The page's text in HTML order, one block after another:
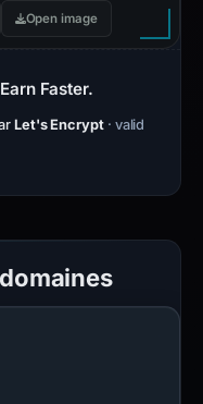
Open image
Faster.
Let's Encrypt · valid